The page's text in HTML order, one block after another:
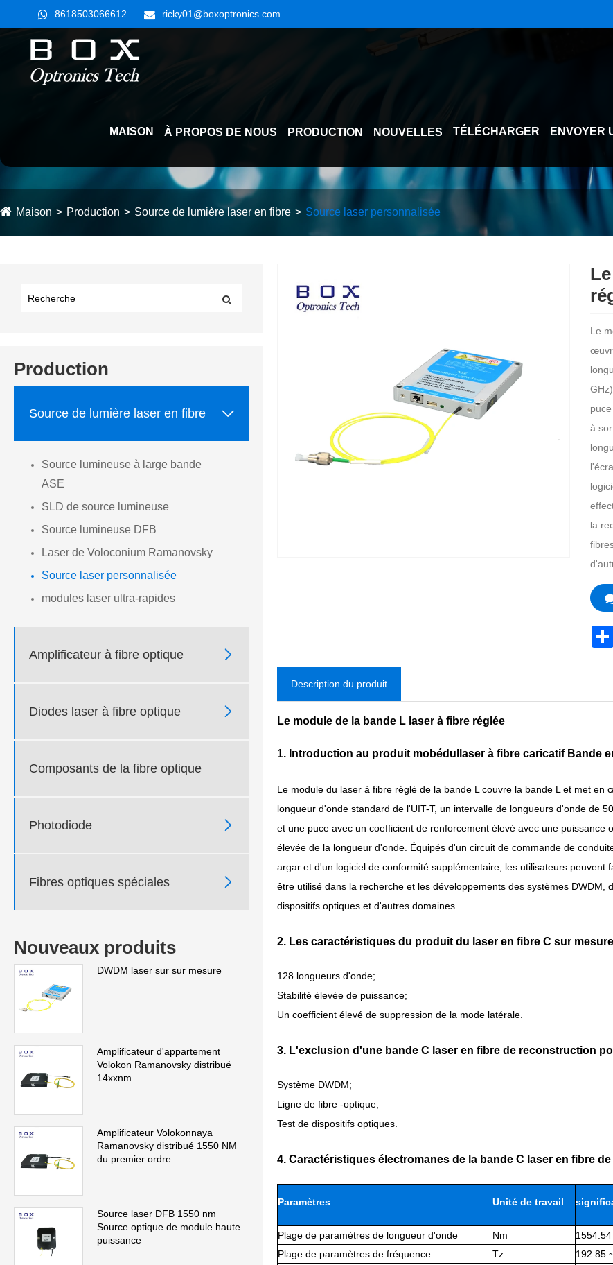
8618503066612 ricky01@boxoptronics.com
MAISON À PROPOS DE NOUS PRODUCTION NOUVELLES TÉLÉCHARGER ENVOYER
Maison Production Source de lumière laser en fibre Source laser personnalisée
Production
Source de lumière laser en fibre 
Source lumineuse à large bande
ASE
SLD de source lumineuse
Source lumineuse DFB
Laser de Voloconium Ramanovsky
Source laser personnalisée
modules laser ultra-rapides
Amplificateur à fibre optique 
Diodes laser à fibre optique 
Composants de la fibre optique
Photodiode 
Fibres optiques spéciales 
Nouveaux produits
DWDM laser sur sur mesure
Amplificateur d'appartement
Volokon Ramanovsky distribué
14xxnm
Amplificateur Volokonnaya
Ramanovsky distribué 1550 NM
du premier ordre
Source laser DFB 1550 nm
Source optique de module haute
puissance
Le
à
la
Description du produit
Le module de la bande L laser à fibre réglée
1. Introduction au produit mobédul laser à fibre caricatifBande
Le module du laser à fibre réglé de la bande L couvre la bande L et met
longueur d'onde standard de l'UIT-T, un intervalle de longueurs d'onde de
et une puce avec un coefficient de renforcement élevé avec une
élevée de la longueur d'onde. Équipés d'un circuit de commande de
argar et d'un logiciel de conformité supplémentaire, les utilisateurs
être utilisé dans la recherche et les développements des systèmes
dispositifs optiques et d'autres domaines.
2. Les caractéristiques du produit du laser en fibre C sur
128 longueurs d'onde;
Stabilité élevée de puissance;
Un coefficient élevé de suppression de la mode latérale.
3. L'exclusion d'une bande C laser en fibre de reconstruction
Système DWDM;
Ligne de fibre -optique;
Test de dispositifs optiques.
4. Caractéristiques électromanes de la bande C laser en fibre
Paramètres Unité de travail
Plage de paramètres de longueur d'onde Nm
Plage de paramètres de fréquence
Tz
192.85